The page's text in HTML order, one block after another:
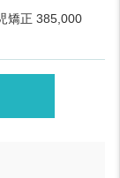
矯正 385,000